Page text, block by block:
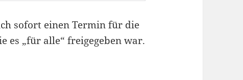
sofort einen Termin für die
es „für alle“ freigegeben war.